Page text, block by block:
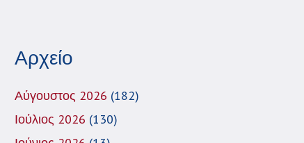
Αρχείο
Αύγουστος 2026 (182)
Ιούλιος 2026 (130)